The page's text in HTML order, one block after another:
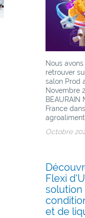
Nous
retrouver
salon Prod
Novembre
France
Octobre
Flexi
et de